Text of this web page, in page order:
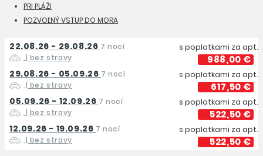
PRI PLÁŽI
POZVOĽNÝ VSTUP DO MORA
22.08.26 - 29.08.26 7 nocí
| bez stravy
s poplatkami za apt.
988,00 €
29.08.26 - 05.09.26 7 nocí
| bez stravy
s poplatkami za apt.
617,50 €
05.09.26 - 12.09.26 7 nocí
| bez stravy
s poplatkami za apt.
522,50 €
12.09.26 - 19.09.26 7 nocí
| bez stravy
s poplatkami za apt.
522,50 €